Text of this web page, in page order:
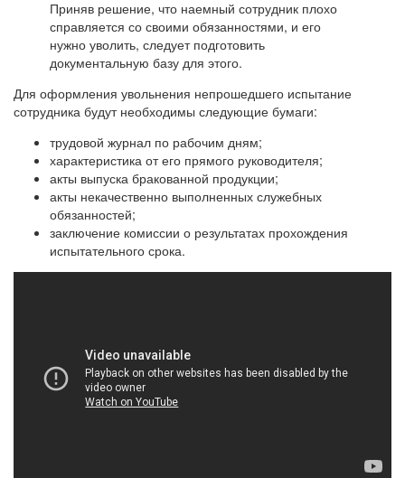
Приняв решение, что наемный сотрудник плохо
справляется со своими обязанностями, и его
нужно уволить, следует подготовить
документальную базу для этого.
Для оформления увольнения непрошедшего испытание
сотрудника будут необходимы следующие бумаги:
трудовой журнал по рабочим дням;
характеристика от его прямого руководителя;
акты выпуска бракованной продукции;
акты некачественно выполненных служебных
обязанностей;
заключение комиссии о результатах прохождения
испытательного срока.